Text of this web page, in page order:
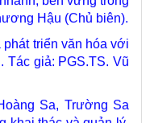
triển văn hóa với
Tác giả: PGS.TS. Vũ
Sa, Trường Sa
khai thác và quản lý.
Trần Quốc Tỏ (Chủ